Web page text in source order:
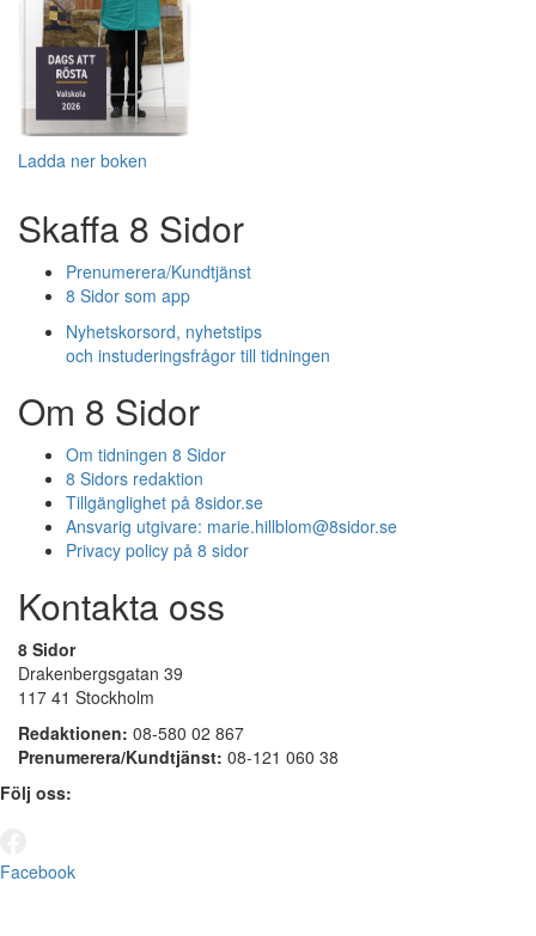
Ladda ner boken
Skaffa 8 Sidor
Prenumerera/Kundtjänst
8 Sidor som app
Nyhetskorsord, nyhetstips
och instuderingsfrågor till tidningen
Om 8 Sidor
Om tidningen 8 Sidor
8 Sidors redaktion
Tillgänglighet på 8sidor.se
Ansvarig utgivare: marie.hillblom@8sidor.se
Privacy policy på 8 sidor
Kontakta oss
8 Sidor
Drakenbergsgatan 39
117 41 Stockholm
Redaktionen: 08-580 02 867
Prenumerera/Kundtjänst: 08-121 060 38
Följ oss:
Facebook